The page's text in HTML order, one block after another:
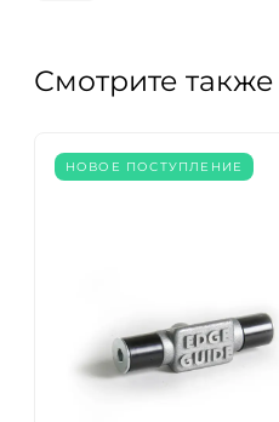
Смотрите также
НОВОЕ ПОСТУПЛЕНИЕ